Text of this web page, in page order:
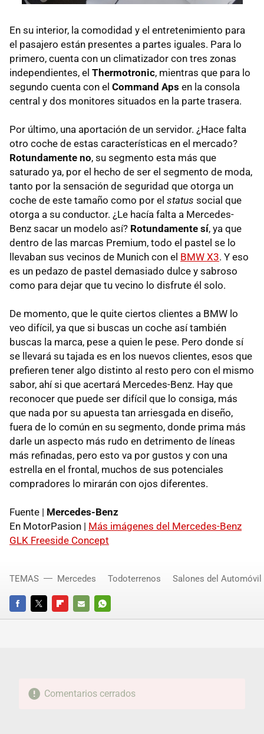
En su interior, la comodidad y el entretenimiento para
el pasajero están presentes a partes iguales. Para lo
primero, cuenta con un climatizador con tres zonas
independientes, el Thermotronic, mientras que para lo
segundo cuenta con el Command Aps en la consola
central y dos monitores situados en la parte trasera.
Por último, una aportación de un servidor. ¿Hace falta
otro coche de estas características en el mercado?
Rotundamente no, su segmento esta más que
saturado ya, por el hecho de ser el segmento de moda,
tanto por la sensación de seguridad que otorga un
coche de este tamaño como por el status social que
otorga a su conductor. ¿Le hacía falta a Mercedes-
Benz sacar un modelo así? Rotundamente sí, ya que
dentro de las marcas Premium, todo el pastel se lo
llevaban sus vecinos de Munich con el BMW X3. Y eso
es un pedazo de pastel demasiado dulce y sabroso
como para dejar que tu vecino lo disfrute él solo.
De momento, que le quite ciertos clientes a BMW lo
veo difícil, ya que si buscas un coche así también
buscas la marca, pese a quien le pese. Pero donde sí
se llevará su tajada es en los nuevos clientes, esos que
prefieren tener algo distinto al resto pero con el mismo
sabor, ahí si que acertará Mercedes-Benz. Hay que
reconocer que puede ser difícil que lo consiga, más
que nada por su apuesta tan arriesgada en diseño,
fuera de lo común en su segmento, donde prima más
darle un aspecto más rudo en detrimento de líneas
más refinadas, pero esto va por gustos y con una
estrella en el frontal, muchos de sus potenciales
compradores lo mirarán con ojos diferentes.
Fuente | Mercedes-Benz
En MotorPasion | Más imágenes del Mercedes-Benz
GLK Freeside Concept
FACEBOOKTWITTERFLIPBOARD
E-
WHATSAPP
TEMAS Mercedes Todoterrenos Salones del Automóvil
Comentarios cerrados